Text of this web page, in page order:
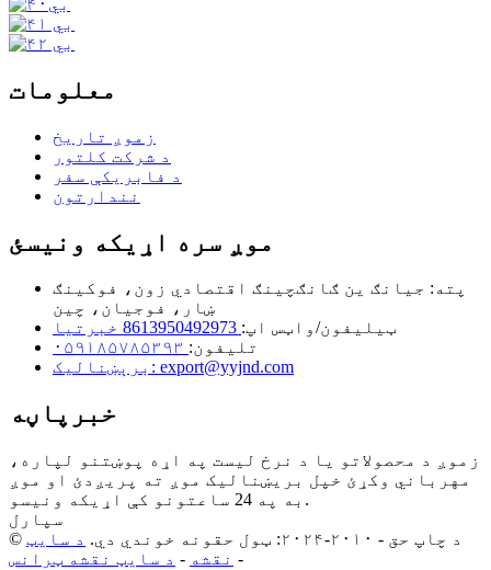
معلومات
زموږ تاریخ
د شرکت کلتور
د فابریکې سفر
نندارتون
موږ سره اړیکه ونیسئ
پته: جیانګ ین ګانګچینګ اقتصادي زون، فوکینګ
ښار، فوجیان، چین
ټیلیفون/واټس اپ:
تلیفون:
برېښنالیک: export@yyjnd.com
خبرپاڼه
زموږ د محصولاتو یا د نرخ لیست په اړه پوښتنو لپاره،
مهرباني وکړئ خپل بریښنالیک موږ ته پریږدئ او موږ
به په 24 ساعتونو کې اړیکه ونیسو.
سپارل
© د چاپ حق - ۲۰۱۰-۲۰۲۴: ټول حقونه خوندي دي.
د سایټ
نقشه - د سایټ نقشه ټرانس -